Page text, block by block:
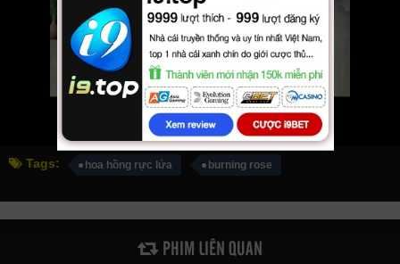
Tags: hoa hồng rực lửa burning rose
PHIM LIÊN QUAN